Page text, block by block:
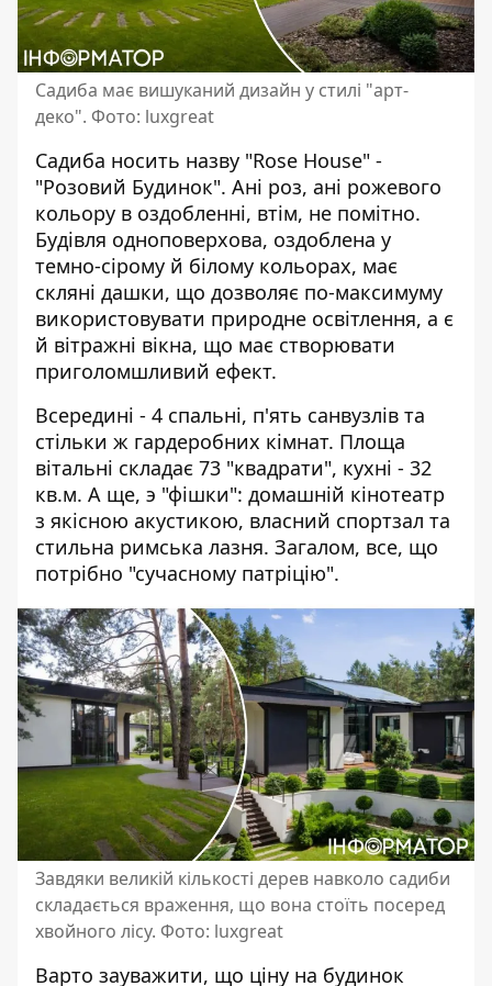
Садиба має вишуканий дизайн у стилі "арт-
деко". Фото: luxgreat
Садиба носить назву "Rose House" -
"Розовий Будинок". Ані роз, ані рожевого
кольору в оздобленні, втім, не помітно.
Будівля одноповерхова, оздоблена у
темно-сірому й білому кольорах, має
скляні дашки, що дозволяє по-максимуму
використовувати природне освітлення, а є
й вітражні вікна, що має створювати
приголомшливий ефект.
Всередині - 4 спальні, п'ять санвузлів та
стільки ж гардеробних кімнат. Площа
вітальні складає 73 "квадрати", кухні - 32
кв.м. А ще, э "фішки": домашній кінотеатр
з якісною акустикою, власний спортзал та
стильна римська лазня. Загалом, все, що
потрібно "сучасному патріцію".
Завдяки великій кількості дерев навколо садиби
складається враження, що вона стоїть посеред
хвойного лісу. Фото: luxgreat
Варто зауважити, що ціну на будинок